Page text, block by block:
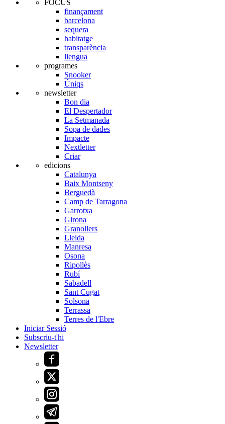
FOCUS
finançament
barcelona
sequera
habitatge
transparència
llengua
programes
Snooker
Úniqs
newsletter
Bon dia
El Despertador
La Setmanada
Sopa de dades
Impacte
Nextletter
Criar
edicions
Catalunya
Baix Montseny
Berguedà
Camp de Tarragona
Garrotxa
Girona
Granollers
Lleida
Manresa
Osona
Ripollès
Rubí
Sabadell
Sant Cugat
Solsona
Terrassa
Terres de l'Ebre
Iniciar Sessió
Subscriu-t'hi
Newsletter